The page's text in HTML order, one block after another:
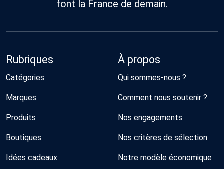
font la France de demain.
Rubriques
Catégories
Marques
Produits
Boutiques
Idées cadeaux
À propos
Qui sommes-nous ?
Comment nous soutenir ?
Nos engagements
Nos critères de sélection
Notre modèle économique